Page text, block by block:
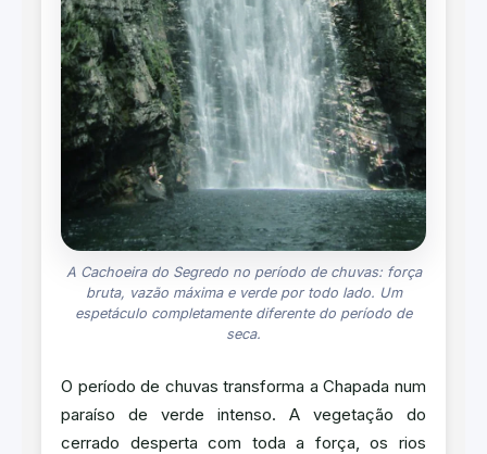
A Cachoeira do Segredo no período de chuvas: força
bruta, vazão máxima e verde por todo lado. Um
espetáculo completamente diferente do período de
seca.
O período de chuvas transforma a Chapada num
paraíso de verde intenso. A vegetação do
cerrado desperta com toda a força, os rios